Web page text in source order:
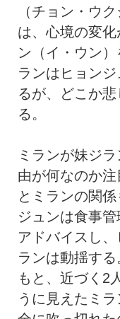
（チョン・ウ
は、心境の変
ン（イ・ウン
ランはヒョン
るが、どこか
る。
ミランが妹ジ
由が何なのか
とミランの関
ジュンは食事
アドバイスし
ランは動揺す
もと、近づく2
うに見えたミ